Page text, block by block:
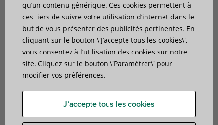
Walraven Colliers lourds
inox avec isogaine (M12,
M16)
pour les tuyaux en acier inoxydable et en
qu’un contenu générique. Ces cookies permettent à
ces tiers de suivre votre utilisation d’internet dans le
but de vous présenter des publicités pertinentes. En
cliquant sur le bouton \'J’accepte tous les cookies\',
vous consentez à l’utilisation des cookies sur notre
site. Cliquez sur le bouton \'Paramétrer\' pour
modifier vos préférences.
J’accepte tous les cookies